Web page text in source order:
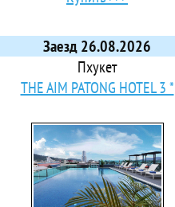
Заезд 26.08.2026
Пхукет
THE AIM PATONG HOTEL 3 *